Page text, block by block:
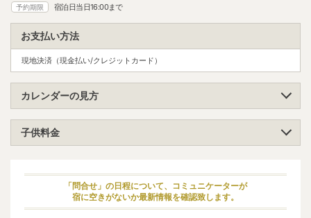
予約期限 宿泊日当日16:00まで
お支払い方法
現地決済（現金払い/クレジットカード）
カレンダーの見方
子供料金
小学生（低学年） 大人料金の70%
幼児（寝具・食事あり） 大人料金の50%
「問合せ」の日程について、コミュニケーターが
宿に空きがないか最新情報を確認致します。